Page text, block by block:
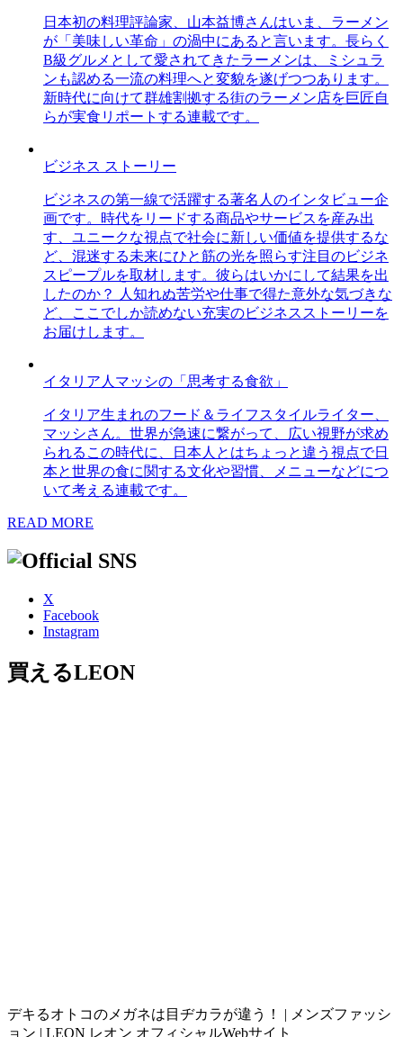
日本初の料理評論家、山本益博さんはいま、ラーメン
が「美味しい革命」の渦中にあると言います。長らく
B級グルメとして愛されてきたラーメンは、ミシュラ
ンも認める一流の料理へと変貌を遂げつつあります。
新時代に向けて群雄割拠する街のラーメン店を巨匠自
らが実食リポートする連載です。
ビジネス ストーリー
ビジネスの第一線で活躍する著名人のインタビュー企
画です。時代をリードする商品やサービスを産み出
す、ユニークな視点で社会に新しい価値を提供するな
ど、混迷する未来にひと筋の光を照らす注目のビジネ
スピープルを取材します。彼らはいかにして結果を出
したのか？ 人知れぬ苦労や仕事で得た意外な気づきな
ど、ここでしか読めない充実のビジネスストーリーを
お届けします。
イタリア人マッシの「思考する食欲」
イタリア生まれのフード＆ライフスタイルライター、
マッシさん。世界が急速に繋がって、広い視野が求め
られるこの時代に、日本人とはちょっと違う視点で日
本と世界の食に関する文化や習慣、メニューなどにつ
いて考える連載です。
READ MORE
X
Facebook
Instagram
買えるLEON
デキるオトコのメガネは目ヂカラが違う！ | メンズファッシ
ョン | LEON レオン オフィシャルWebサイト